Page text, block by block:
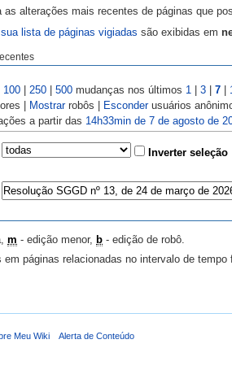
as alterações mais recentes de páginas que
sua lista de páginas vigiadas são exibidas em
100| 250| 500mudanças nos últimos 1| 3| 7|
| Mostrarrobôs | Esconderusuários
a partir das 14h33min de 7 de agosto de
Inverter seleção
m - edição menor, b - edição de robô.
em páginas relacionadas no intervalo de tempo
Meu Wiki Alerta de Conteúdo